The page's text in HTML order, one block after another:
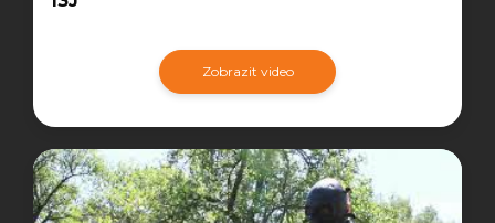
Zobrazit video